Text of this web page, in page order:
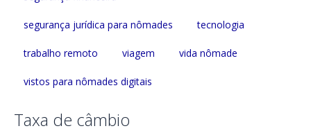
segurança jurídica para nômades tecnologia
trabalho remoto viagem vida nômade
vistos para nômades digitais
Taxa de câmbio